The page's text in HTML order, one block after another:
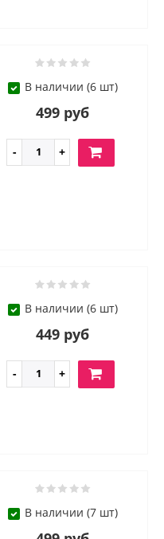
В наличии (6 шт)
499 руб
В наличии (6 шт)
449 руб
В наличии (7 шт)